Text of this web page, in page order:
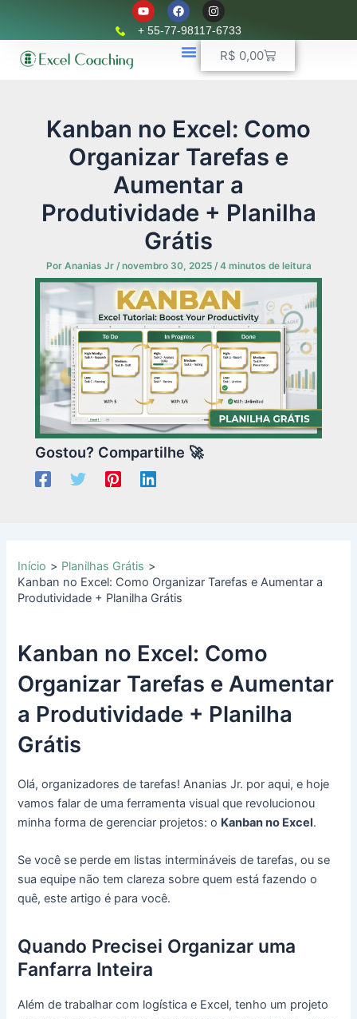
conteúdo
Y
o
u
t
F
a
c
e
b
o
I
n
s
t
r
+ 55-77-98117-6733
R$ 0,00Carrinho
Kanban no Excel: Como
Organizar Tarefas e
Aumentar a
Produtividade + Planilha
Grátis
Por Ananias Jr /novembro 30, 2025 /4 minutos de leitura
Gostou? Compartilhe 🚀
Início
Planilhas Grátis
Kanban no Excel: Como Organizar Tarefas e Aumentar a
Produtividade + Planilha Grátis
Kanban no Excel: Como
Organizar Tarefas e Aumentar
a Produtividade + Planilha
Grátis
Olá, organizadores de tarefas! Ananias Jr. por aqui, e hoje
vamos falar de uma ferramenta visual que revolucionou
minha forma de gerenciar projetos: o Kanban no Excel.
Se você se perde em listas intermináveis de tarefas, ou se
sua equipe não tem clareza sobre quem está fazendo o
quê, este artigo é para você.
Quando Precisei Organizar uma
Fanfarra Inteira
Além de trabalhar com logística e Excel, tenho um projeto